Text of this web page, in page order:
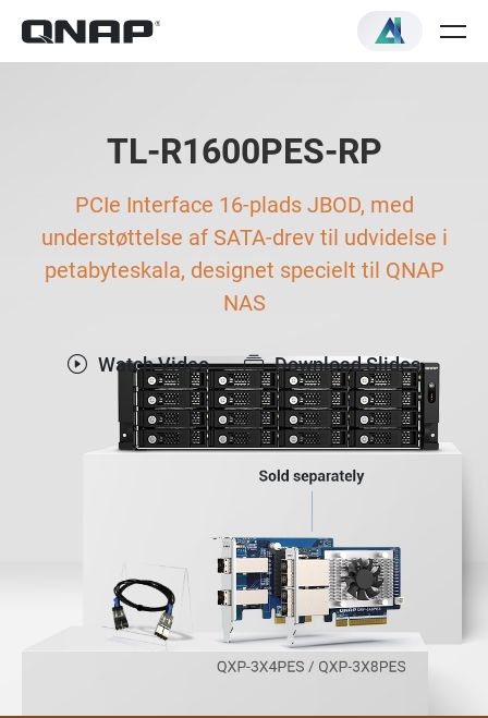
TL-R1600PES-RP
PCIe Interface 16-plads JBOD, med
understøttelse af SATA-drev til udvidelse i
petabyteskala, designet specielt til QNAP
NAS
Watch Video Download Slides